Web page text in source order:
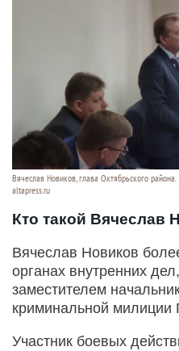
Вячеслав Новиков, глава Октябрьского района.
altapress.ru
Кто такой Вячеслав
Вячеслав Новиков
органах внутренних
заместителем
криминальной милиции
Участник боевых